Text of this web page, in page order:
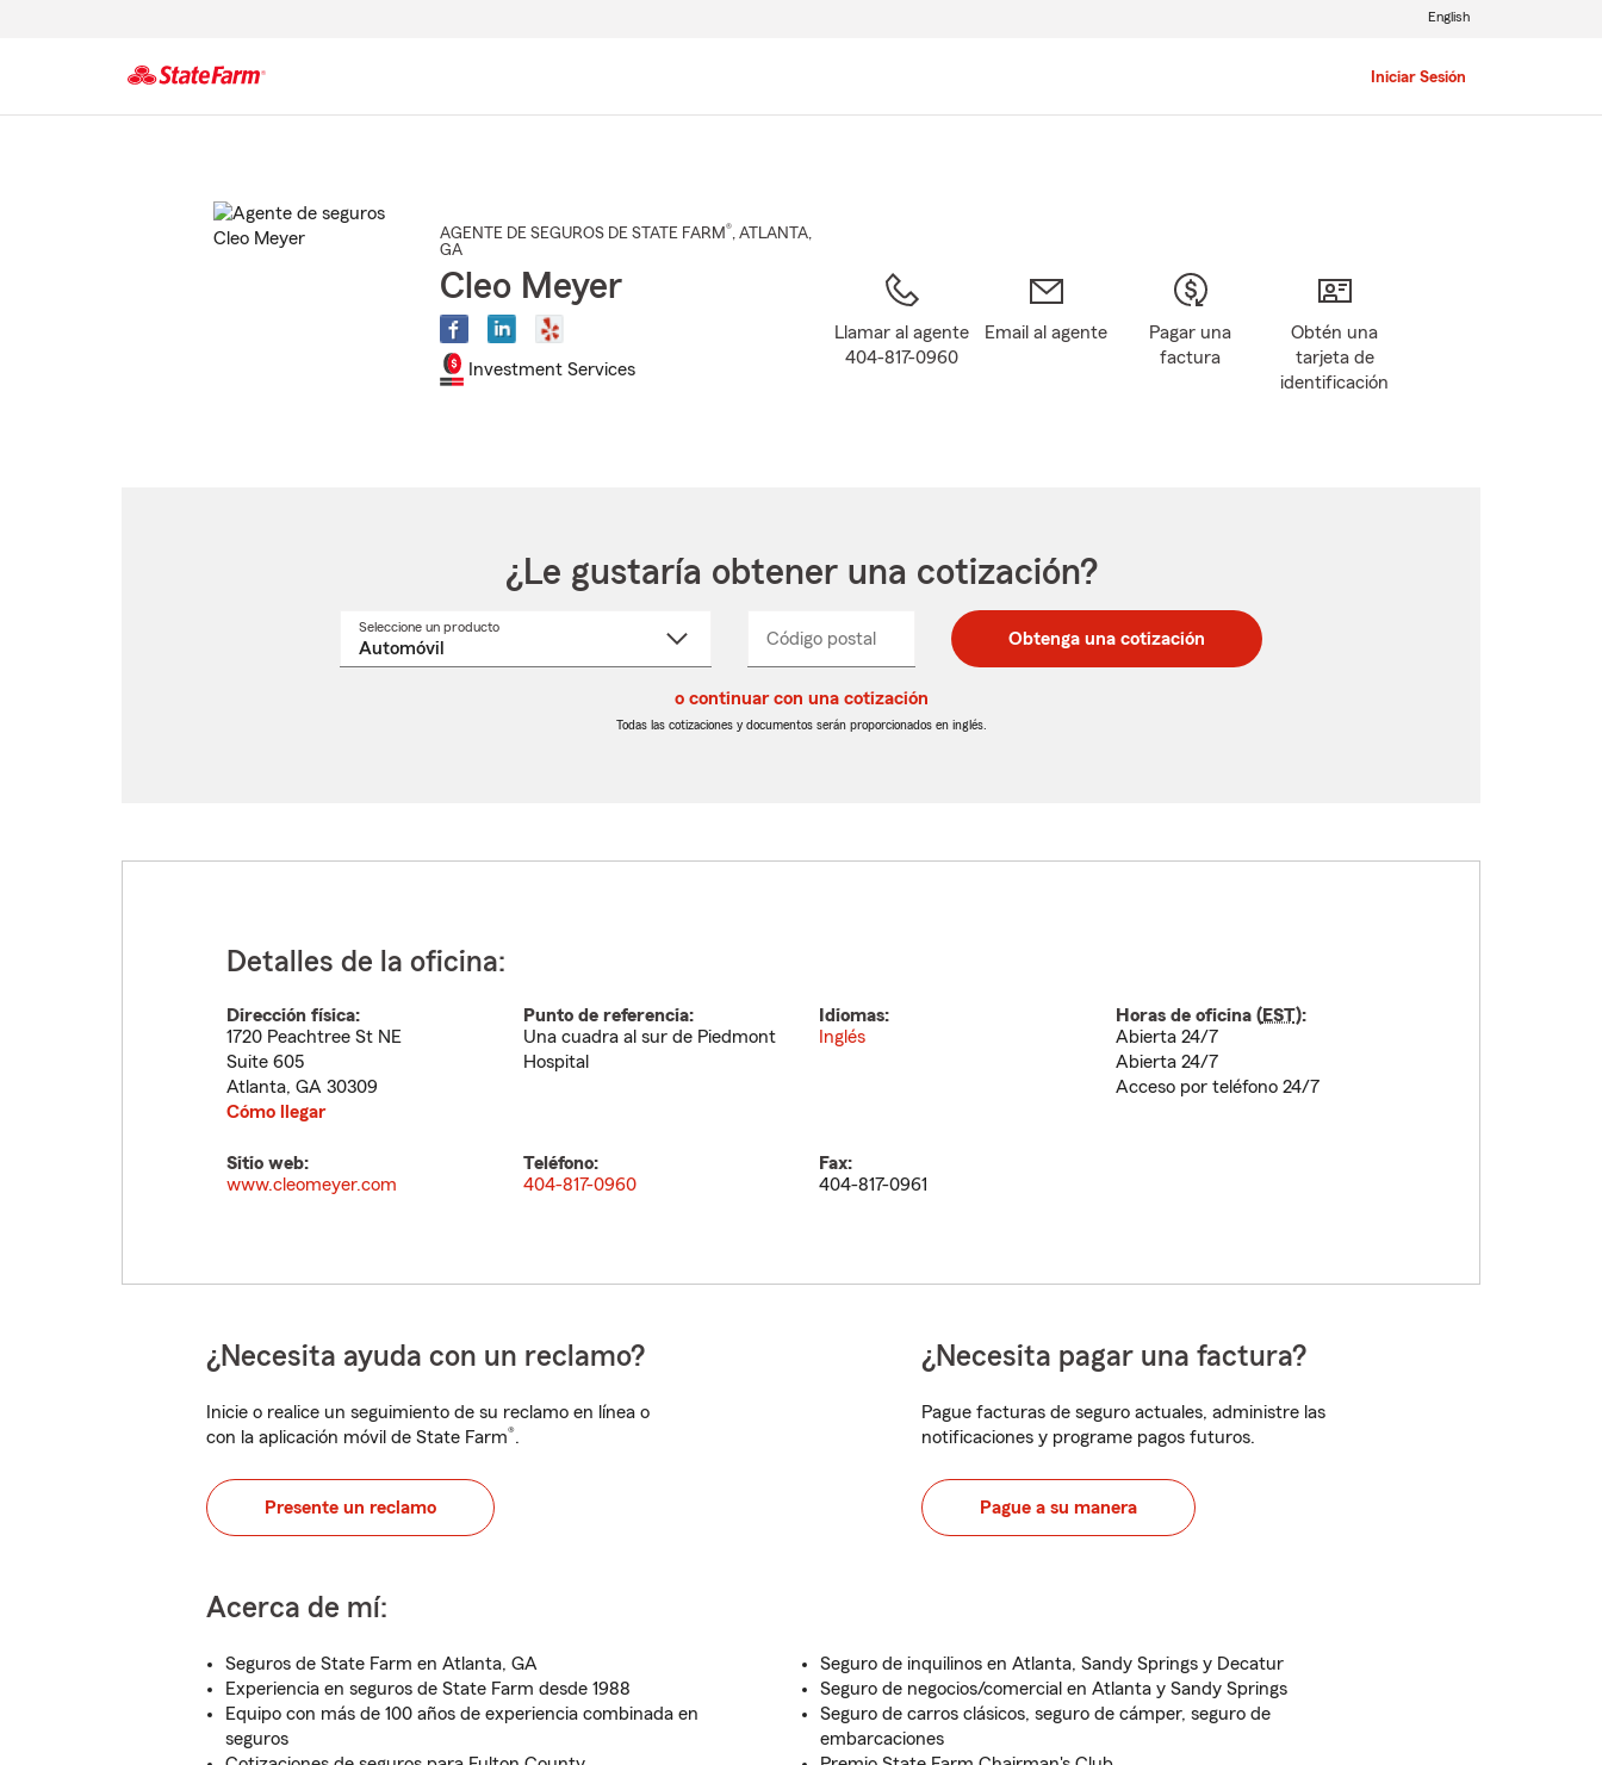
Iniciar Sesión
English
AGENTE DE SEGUROS DE STATE FARM®, ATLANTA,
GA
Cleo Meyer
Investment Services
Llamar al agente
404-817-0960
Email al agente
Pagar una
factura
Obtén una
tarjeta de
identificación
¿Le gustaría obtener una cotización?
Seleccione un productoSeleccione
Código postal
postal
de
postal
de
_____ Obtenga una cotización
o continuar con una cotización
Todas las cotizaciones y documentos serán proporcionados en inglés.
Detalles de la oficina:
Dirección física:
1720 Peachtree St NE
Suite 605
Atlanta, GA 30309
Cómo llegar
Punto de referencia:
Una cuadra al sur de Piedmont
Hospital
Idiomas:
Inglés
Horas de oficina (EST):
Abierta 24/7
Abierta 24/7
Acceso por teléfono 24/7
Sitio web:
www.cleomeyer.com
Teléfono:
404-817-0960
Fax:
404-817-0961
¿Necesita ayuda con un reclamo?
Inicie o realice un seguimiento de su reclamo en línea o
con la aplicación móvil de State Farm®.
Presente un reclamo
¿Necesita pagar una factura?
Pague facturas de seguro actuales, administre las
notificaciones y programe pagos futuros.
Pague a su manera
Acerca de mí:
Seguros de State Farm en Atlanta, GA
Experiencia en seguros de State Farm desde 1988
Equipo con más de 100 años de experiencia combinada en
seguros
Seguro de inquilinos en Atlanta, Sandy Springs y Decatur
Seguro de negocios/comercial en Atlanta y Sandy Springs
Seguro de carros clásicos, seguro de cámper, seguro de
embarcaciones